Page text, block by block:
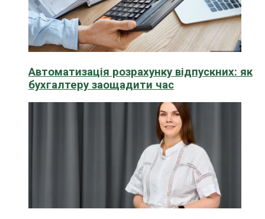
Автоматизація розрахунку відпускних: як
бухгалтеру заощадити час